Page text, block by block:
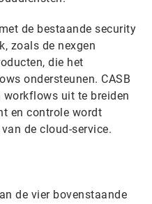
de bestaande security
zoals de nexgen
die het
ondersteunen. CASB
workflows uit te breiden
en controle wordt
de cloud-service.
de vier bovenstaande